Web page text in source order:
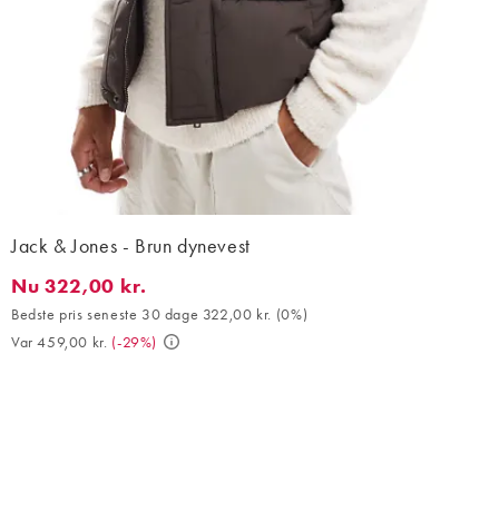
Jack & Jones - Brun dynevest
Nu 322,00 kr.. Bedste pris seneste 30 dage 322,00 kr. (0%).
Nu 322,00 kr.
Bedste pris seneste 30 dage 322,00 kr. (0%)
Var 459,00 kr. (-29%)